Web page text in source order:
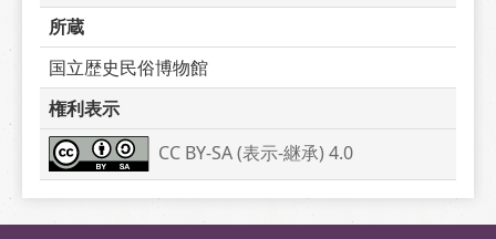
所蔵
国立歴史民俗博物館
権利表示
CC BY-SA (表示-継承) 4.0